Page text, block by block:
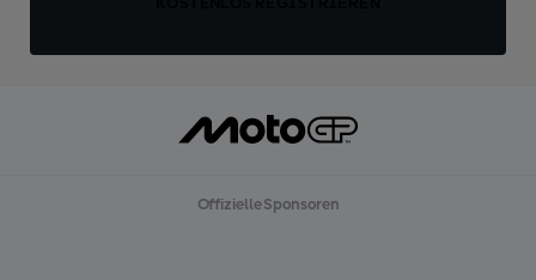
Offizielle Sponsoren